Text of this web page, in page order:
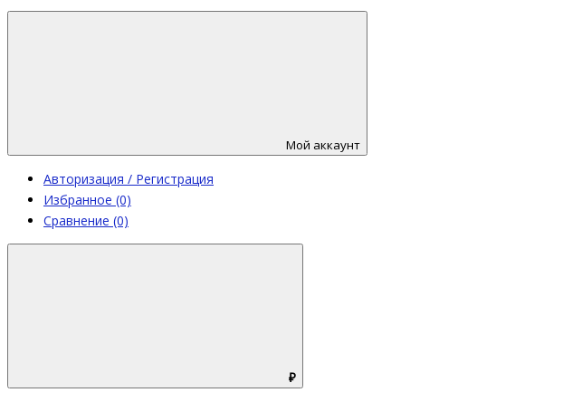
Мой аккаунт
Авторизация / Регистрация
Избранное (0)
Сравнение (0)
₽